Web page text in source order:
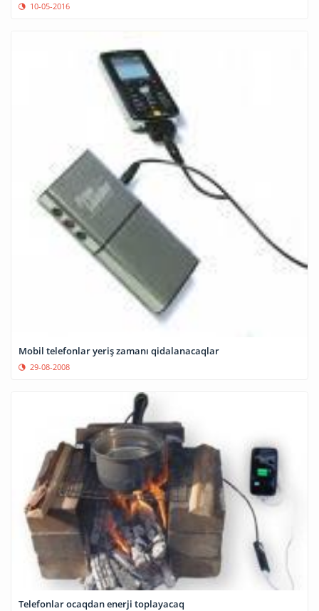
10-05-2016
Mobil telefonlar yeriş zamanı qidalanacaqlar
29-08-2008
Telefonlar ocaqdan enerji toplayacaq